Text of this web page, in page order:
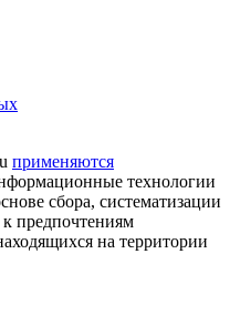
применяются
технологии
сбора, систематизации
предпочтениям
на территории